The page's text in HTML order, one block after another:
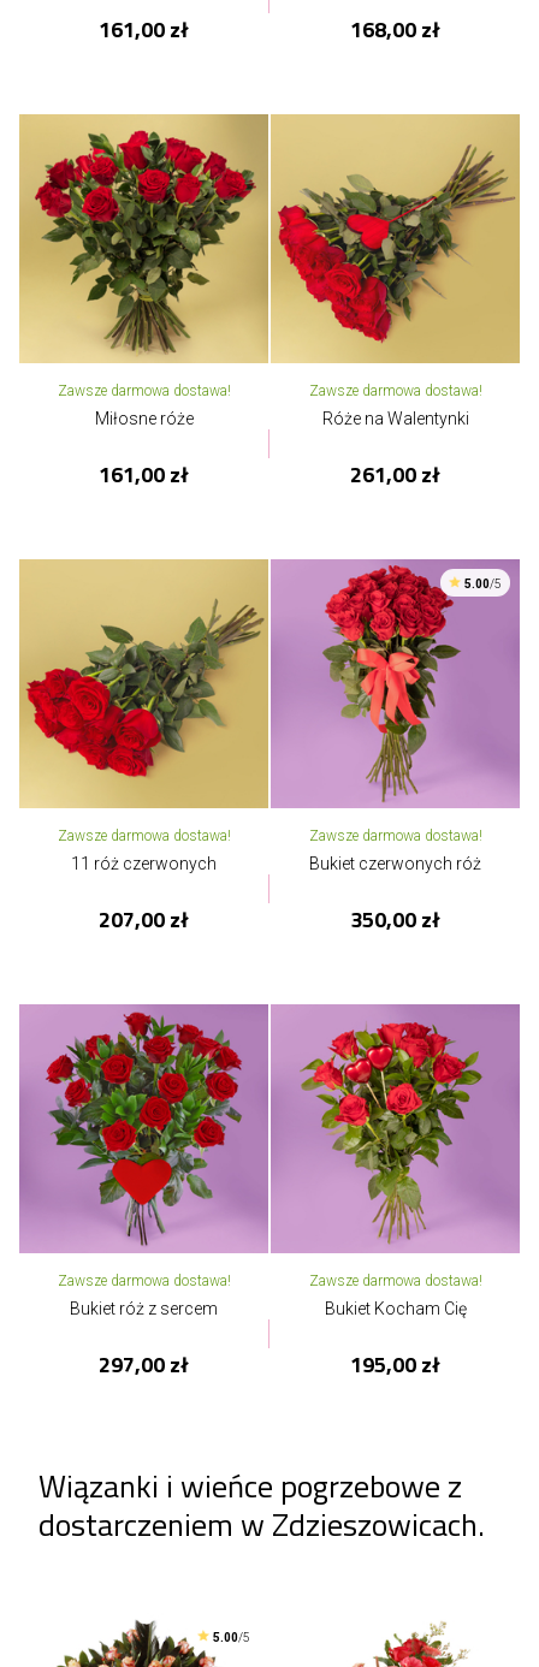
161,00 zł 168,00 zł
Zawsze darmowa dostawa!
Miłosne róże
161,00 zł
Zawsze darmowa dostawa!
Róże na Walentynki
261,00 zł
Zawsze darmowa dostawa!
11 róż czerwonych
207,00 zł
5.00/5
Zawsze darmowa dostawa!
Bukiet czerwonych róż
350,00 zł
Zawsze darmowa dostawa!
Bukiet róż z sercem
297,00 zł
Zawsze darmowa dostawa!
Bukiet Kocham Cię
195,00 zł
Wiązanki i wieńce pogrzebowe z
dostarczeniem w Zdzieszowicach.
5.00/5